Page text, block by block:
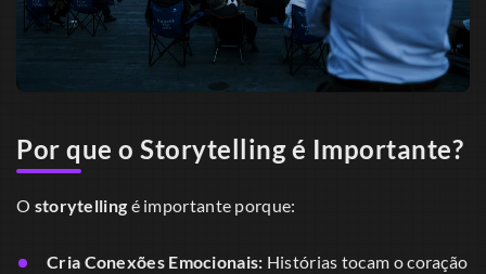
Por que o Storytelling é Importante?
O storytelling é importante porque:
Cria Conexões Emocionais: Histórias tocam o coração